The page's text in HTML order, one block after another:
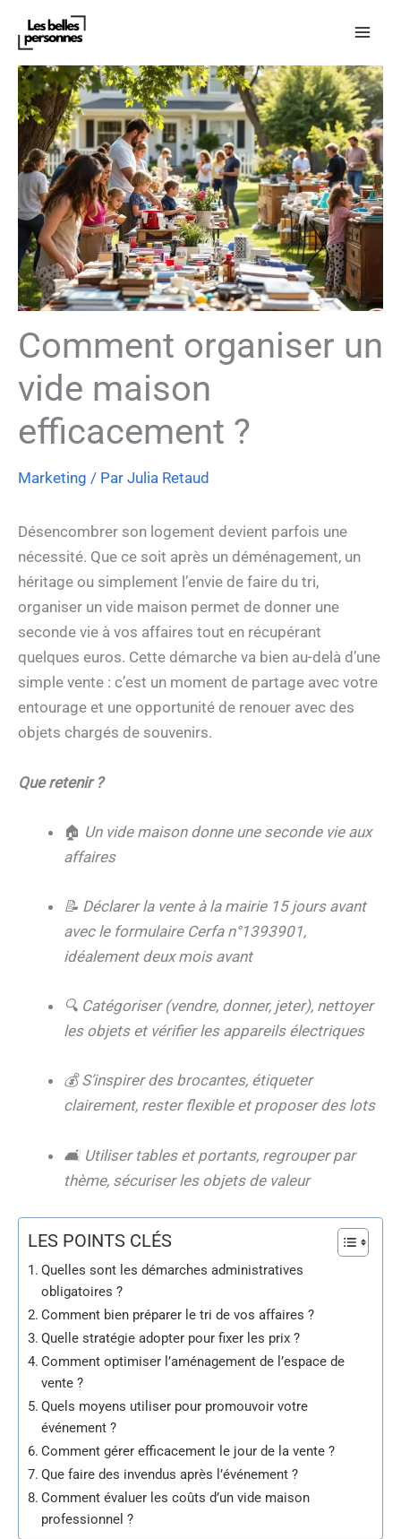
contenu
Comment organiser un
vide maison
efficacement ?
Marketing / Par Julia Retaud
Désencombrer son logement devient parfois une
nécessité. Que ce soit après un déménagement, un
héritage ou simplement l’envie de faire du tri,
organiser un vide maison permet de donner une
seconde vie à vos affaires tout en récupérant
quelques euros. Cette démarche va bien au-delà d’une
simple vente : c’est un moment de partage avec votre
entourage et une opportunité de renouer avec des
objets chargés de souvenirs.
Que retenir ?
🏠 Un vide maison donne une seconde vie aux
affaires
📝 Déclarer la vente à la mairie 15 jours avant
avec le formulaire Cerfa n°1393901,
idéalement deux mois avant
🔍 Catégoriser (vendre, donner, jeter), nettoyer
les objets et vérifier les appareils électriques
💰 S’inspirer des brocantes, étiqueter
clairement, rester flexible et proposer des lots
🛋️ Utiliser tables et portants, regrouper par
thème, sécuriser les objets de valeur
LES POINTS CLÉS
Quelles sont les démarches administratives
obligatoires ?
Comment bien préparer le tri de vos affaires ?
Quelle stratégie adopter pour fixer les prix ?
Comment optimiser l’aménagement de l’espace de
vente ?
Quels moyens utiliser pour promouvoir votre
événement ?
Comment gérer efficacement le jour de la vente ?
Que faire des invendus après l’événement ?
Comment évaluer les coûts d’un vide maison
professionnel ?